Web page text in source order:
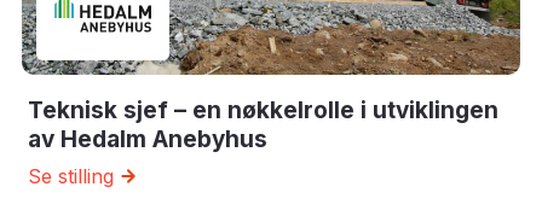
Teknisk sjef – en nøkkelrolle i utviklingen
av Hedalm Anebyhus
Se stilling